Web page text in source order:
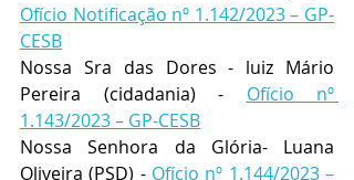
Ofício Notificação nº 1.142/2023 – GP-
CESB
Nossa Sra das Dores - luiz Mário
Pereira (cidadania) - Ofício nº
1.143/2023 – GP-CESB
Nossa Senhora da Glória- Luana
Oliveira (PSD) - Ofício nº 1.144/2023 –